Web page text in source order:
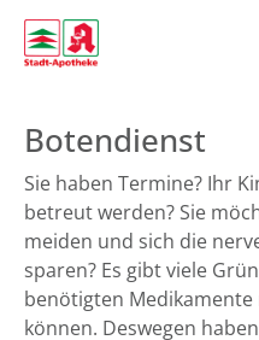
Botendienst
Sie haben Termine? Ihr
betreut werden? Sie
meiden und sich die
sparen? Es gibt viele
benötigten
können. Deswegen